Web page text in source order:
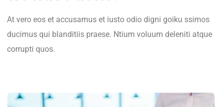
At vero eos et accusamus et iusto odio digni goiku ssimos
ducimus qui blanditiis praese. Ntium voluum deleniti atque
corrupti quos.